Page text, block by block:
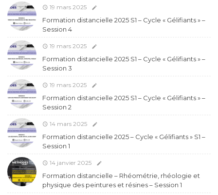
19 mars 2025
Formation distancielle 2025 S1 – Cycle « Gélifiants » –
Session 4
19 mars 2025
Formation distancielle 2025 S1 – Cycle « Gélifiants » –
Session 3
19 mars 2025
Formation distancielle 2025 S1 – Cycle « Gélifiants » –
Session 2
14 mars 2025
Formation distancielle 2025 – Cycle « Gélifiants » S1 –
Session 1
14 janvier 2025
Formation distancielle – Rhéométrie, rhéologie et
physique des peintures et résines – Session 1